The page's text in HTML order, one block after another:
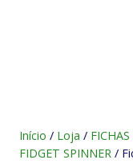
Início / Loja /
FIDGET SPINNER /